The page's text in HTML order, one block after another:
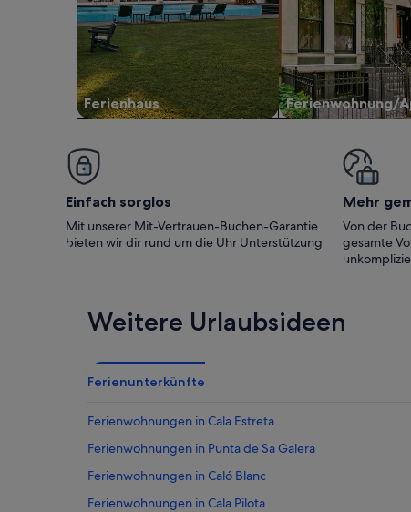
Ferienhaus Ferienwohnung/
Einfach sorglos
Mit unserer Mit-Vertrauen-Buchen-Garantie
bieten wir dir rund um die Uhr Unterstützung
Mehr
Von der
gesamte
Weitere Urlaubsideen
Ferienunterkünfte
Ferienwohnungen in Cala Estreta
Ferienwohnungen in Punta de Sa Galera
Ferienwohnungen in Caló Blanc
Ferienwohnungen in Cala Pilota